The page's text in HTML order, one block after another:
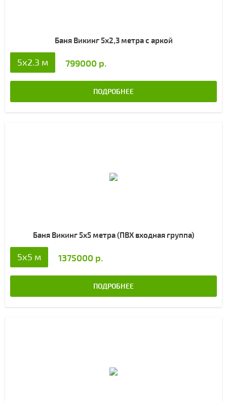
Баня Викинг 5х2,3 метра с аркой
5x2.3 м 799000 р.
ПОДРОБНЕЕ
Баня Викинг 5х5 метра (ПВХ входная группа)
5x5 м 1375000 р.
ПОДРОБНЕЕ